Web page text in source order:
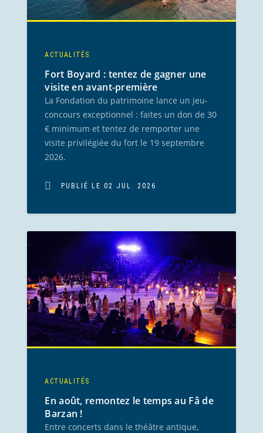
ACTUALITÉS
Fort Boyard : tentez de gagner une
visite en avant-première
La Fondation du patrimoine lance un jeu-
concours exceptionnel : faites un don de 30
€ minimum et tentez de remporter une
visite privilégiée du fort le 19 septembre
2026.
PUBLIÉ LE 02 JUL. 2026
ACTUALITÉS
En août, remontez le temps au Fâ de
Barzan !
Entre concerts dans le théâtre antique,